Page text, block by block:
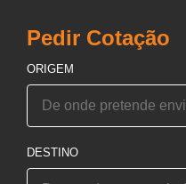
Pedir Cotação
ORIGEM
DESTINO